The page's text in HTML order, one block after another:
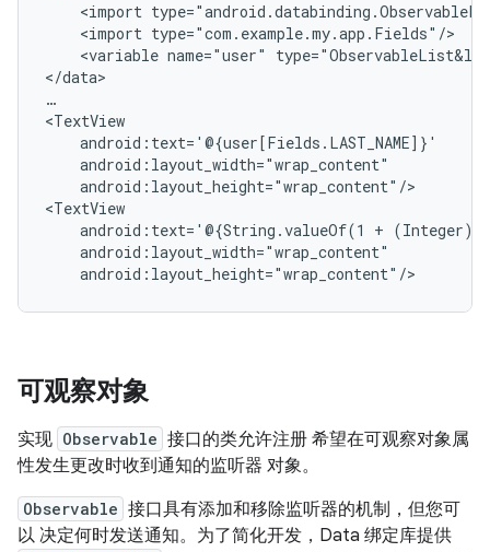
<import
<import
<variable name="user"
</data>
…
android:layout_height="wrap_content"/>
android:text='@{String.valueOf(1
+
可观察对象
实现 Observable 接口的类允许注册 希望在可观察对象属
性发生更改时收到通知的监听器 对象。
Observable 接口具有添加和移除监听器的机制，但您可
以 决定何时发送通知。为了简化开发，Data 绑定库提供